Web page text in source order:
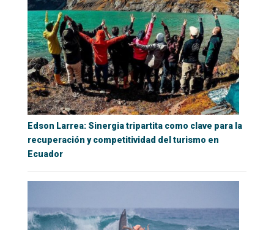
Edson Larrea: Sinergia tripartita como clave para la
recuperación y competitividad del turismo en
Ecuador